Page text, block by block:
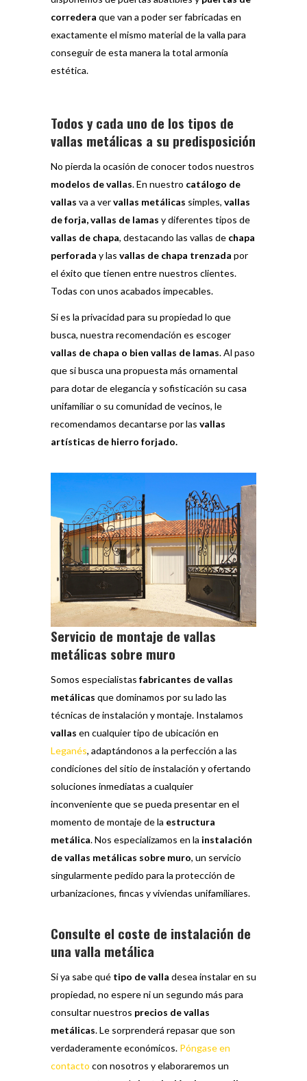
corredera que van a poder ser fabricadas en
exactamente el mismo material de la valla para
conseguir de esta manera la total armonía
estética.
Todos y cada uno de los tipos de
vallas metálicas a su predisposición
No pierda la ocasión de conocer todos nuestros
modelos de vallas. En nuestro catálogo de
vallas va a vervallas metálicas simples, vallas
de forja, vallas de lamas y diferentes tipos de
vallas de chapa, destacando las vallas de chapa
perforada y las vallas de chapa trenzada por
el éxito que tienen entre nuestros clientes.
Todas con unos acabados impecables.
Si es la privacidad para su propiedad lo que
busca, nuestra recomendación es escoger
vallas de chapa o bien vallas de lamas. Al paso
que si busca una propuesta más ornamental
para dotar de elegancia y sofisticación su casa
unifamiliar o su comunidad de vecinos, le
recomendamos decantarse por las vallas
artísticas de hierro forjado.
Servicio de montaje de vallas
metálicas sobre muro
Somos especialistas fabricantes de vallas
metálicas que dominamos por su lado las
técnicas de instalación y montaje. Instalamos
vallas en cualquier tipo de ubicación en
Leganés, adaptándonos a la perfección a las
condiciones del sitio de instalación y ofertando
soluciones inmediatas a cualquier
inconveniente que se pueda presentar en el
momento de montaje de la estructura
metálica. Nos especializamos en la instalación
de vallas metálicas sobre muro, un servicio
singularmente pedido para la protección de
urbanizaciones, fincas y viviendas unifamiliares.
Consulte el coste de instalación de
una valla metálica
Si ya sabe qué tipo de valla desea instalar en su
propiedad, no espere ni un segundo más para
consultar nuestros precios de vallas
metálicas. Le sorprenderá repasar que son
verdaderamente económicos. Póngase en
contacto con nosotros y elaboraremos un